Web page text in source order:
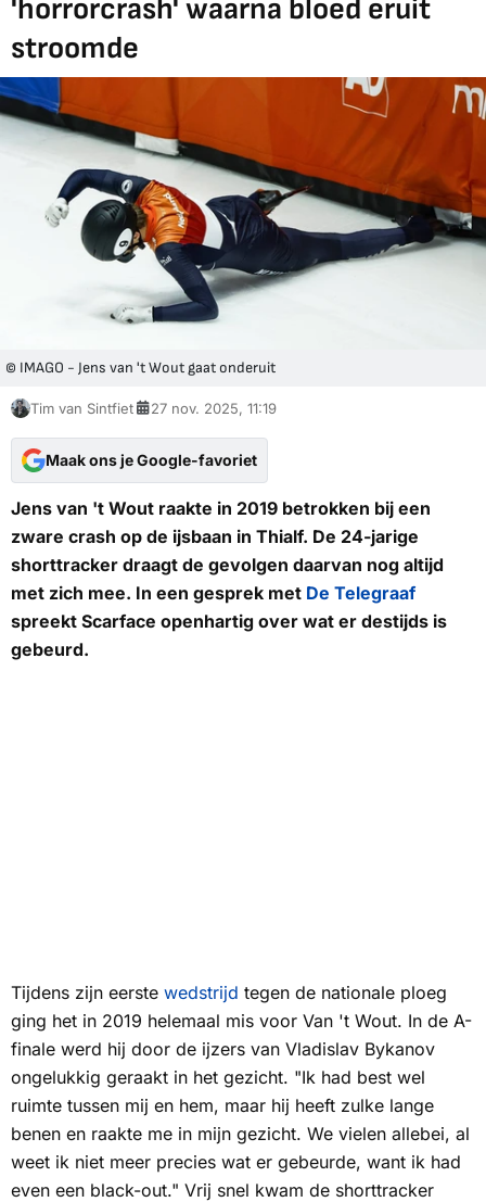
'horrorcrash' waarna bloed eruit
stroomde
© IMAGO - Jens van 't Wout gaat onderuit
Tim van Sintfiet 27 nov. 2025, 11:19
Maak ons je Google-favoriet
Jens van 't Wout raakte in 2019 betrokken bij een
zware crash op de ijsbaan in Thialf. De 24-jarige
shorttracker draagt de gevolgen daarvan nog altijd
met zich mee. In een gesprek met De Telegraaf
spreekt Scarface openhartig over wat er destijds is
gebeurd.
Tijdens zijn eerste wedstrijd tegen de nationale ploeg
ging het in 2019 helemaal mis voor Van 't Wout. In de A-
finale werd hij door de ijzers van Vladislav Bykanov
ongelukkig geraakt in het gezicht. "Ik had best wel
ruimte tussen mij en hem, maar hij heeft zulke lange
benen en raakte me in mijn gezicht. We vielen allebei, al
weet ik niet meer precies wat er gebeurde, want ik had
even een black-out." Vrij snel kwam de shorttracker